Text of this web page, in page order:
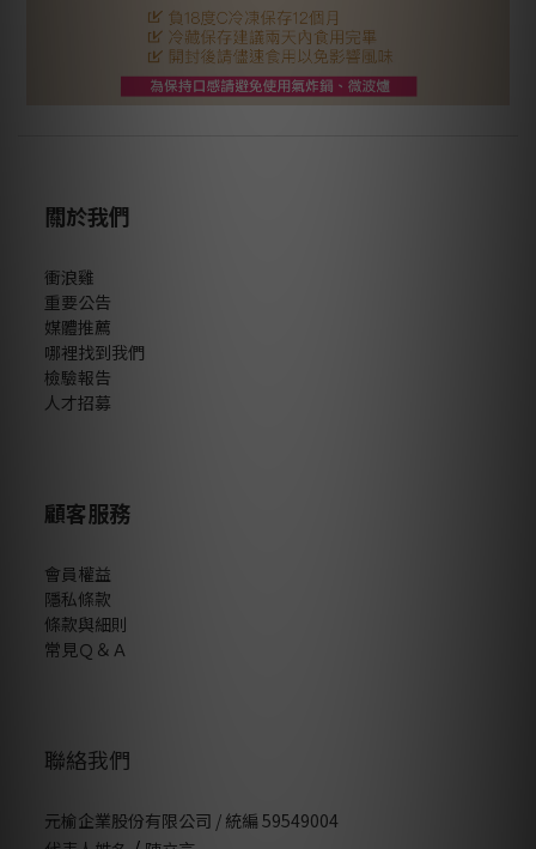
關於我們
衝浪雞
重要公告
媒體推薦
哪裡找到我們
檢驗報告
人才招募
顧客服務
會員權益
隱私條款
條款與細則
常見Ｑ＆Ａ
聯絡我們
元榆企業股份有限公司 / 統編 59549004